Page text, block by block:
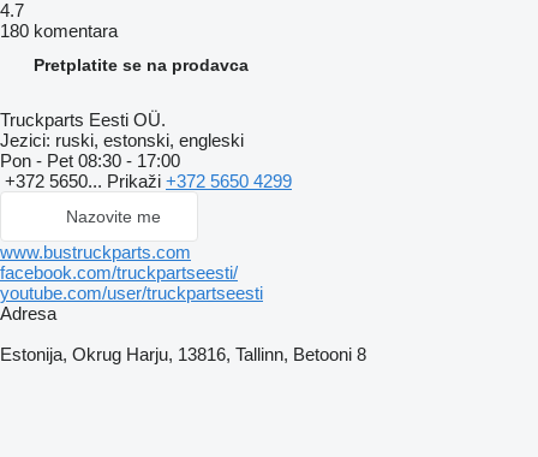
4.7
180 komentara
Pretplatite se na prodavca
Truckparts Eesti OÜ.
Jezici: ruski, estonski, engleski
Pon - Pet 08:30 - 17:00
+372 5650... Prikaži +372 5650 4299
Nazovite me
www.bustruckparts.com
facebook.com/truckpartseesti/
youtube.com/user/truckpartseesti
Adresa
Estonija, Okrug Harju, 13816, Tallinn, Betooni 8